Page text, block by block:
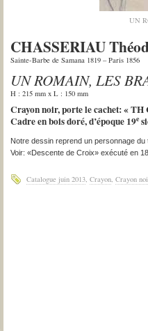
UN
CHASSERIAU
Sainte-Barbe de Samana 1819 – Paris 1856
UN ROMAIN, LES
H : 215 mm x L : 150 mm
Crayon noir, porte le cachet: «
Cadre en bois doré, d’époque 19e
Notre dessin reprend un personnage
Voir: «Descente de Croix» exécuté en
Catalogue juin 2013 Crayon Crayon